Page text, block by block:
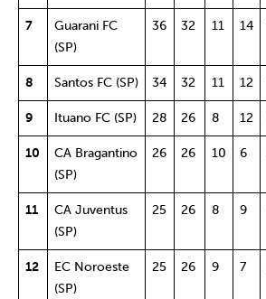
7
Guarani FC
(SP)
36 32 11 14
8 Santos FC (SP) 34 32 11 12
9 Ituano FC (SP) 28 26 8 12
10
CA Bragantino
(SP)
26 26 10 6
11
CA Juventus
(SP)
25 26 8 9
12
EC Noroeste
(SP)
25 26 9 7